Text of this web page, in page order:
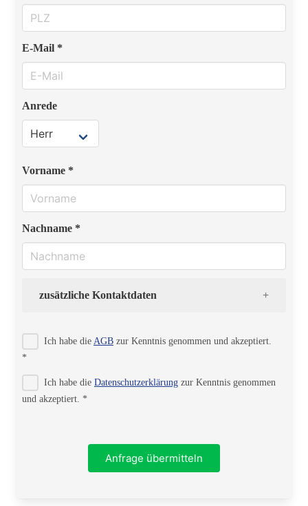
E-Mail *
Anrede
Vorname *
Nachname *
zusätzliche Kontaktdaten
Ich habe die AGB zur Kenntnis genommen und akzeptiert.
*
Ich habe die Datenschutzerklärung zur Kenntnis genommen
und akzeptiert. *
Anfrage übermitteln